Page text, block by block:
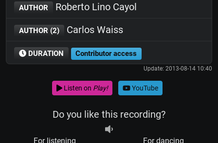
AUTHOR Roberto Lino Cayol
AUTHOR (2) Carlos Waiss
DURATION Contributor access
Update: 2013-08-14 10:40
Listen on Play! YouTube
Do you like this recording?
For listening For dancing